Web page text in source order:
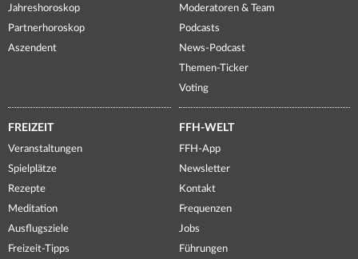
Jahreshoroskop
Partnerhoroskop
Aszendent
Moderatoren & Team
Podcasts
News-Podcast
Themen-Ticker
Voting
FREIZEIT
Veranstaltungen
Spielplätze
Rezepte
Meditation
Ausflugsziele
Freizeit-Tipps
FFH-WELT
FFH-App
Newsletter
Kontakt
Frequenzen
Jobs
Führungen